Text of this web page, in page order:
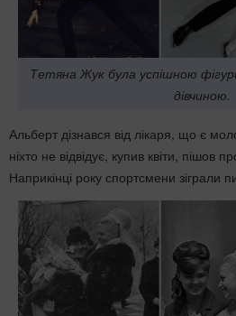
Тетяна Жук була успішною
дівчиною.
Альберт дізнався від лікаря, що є
ніхто не відвідує, купив квіти, пішов
Наприкінці року спортсмени зіграли